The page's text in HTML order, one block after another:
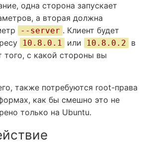
одна сторона запускает
а вторая должна
--server . Клиент будет
10.8.0.1 или 10.8.0.2
в
того, с какой стороны вы
также потребуются root-права
как бы смешно это не
только на Ubuntu.